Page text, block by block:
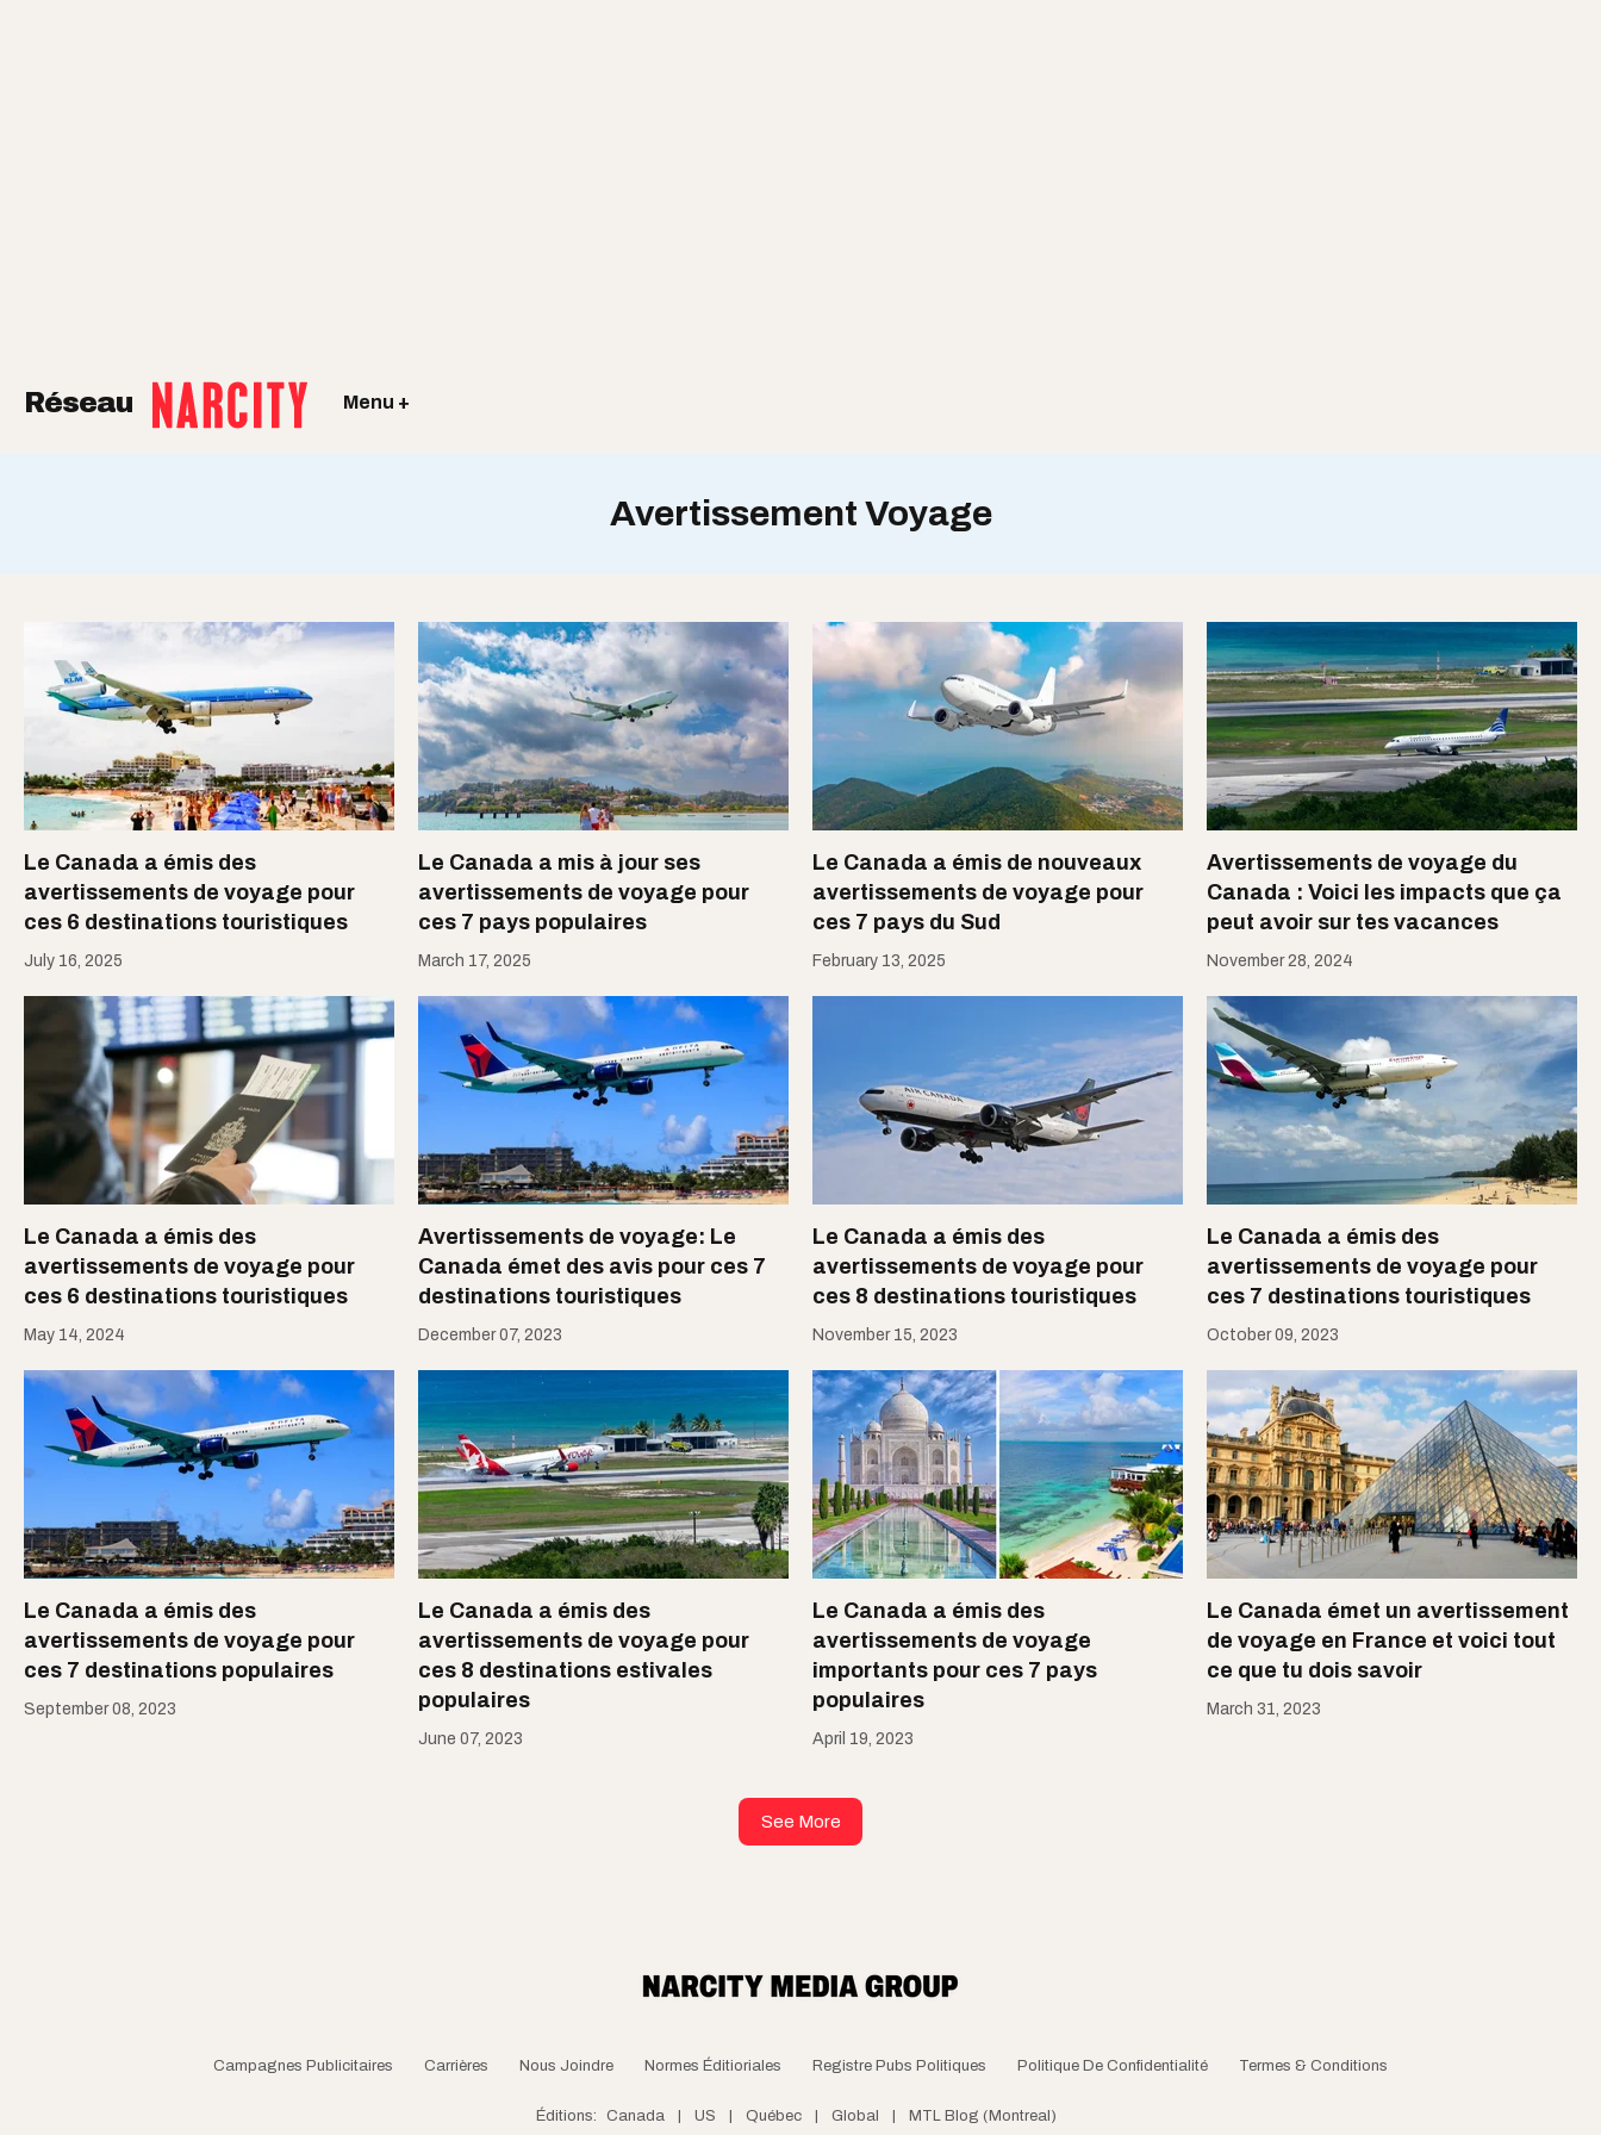
Réseau Menu +
Avertissement Voyage
Le Canada a émis des
avertissements de voyage pour
ces 6 destinations touristiques
July 16, 2025
​Le Canada a mis à jour ses
avertissements de voyage pour
ces 7 pays populaires​
March 17, 2025
Le Canada a émis de nouveaux
avertissements de voyage pour
ces 7 pays du Sud
February 13, 2025
Avertissements de voyage du
Canada : Voici les impacts que ça
peut avoir sur tes vacances
November 28, 2024
Le Canada a émis des
avertissements de voyage pour
ces 6 destinations touristiques
May 14, 2024
Avertissements de voyage: Le
Canada émet des avis pour ces 7
destinations touristiques
December 07, 2023
Le Canada a émis des
avertissements de voyage pour
ces 8 destinations touristiques
November 15, 2023
Le Canada a émis des
avertissements de voyage pour
ces 7 destinations touristiques
October 09, 2023
Le Canada a émis des
avertissements de voyage pour
ces 7 destinations populaires
September 08, 2023
Le Canada a émis des
avertissements de voyage pour
ces 8 destinations estivales
populaires
June 07, 2023
Le Canada a émis des
avertissements de voyage
importants pour ces 7 pays
populaires
April 19, 2023
Le Canada émet un avertissement
de voyage en France et voici tout
ce que tu dois savoir
March 31, 2023
See More
Campagnes Publicitaires Carrières Nous Joindre Normes Éditioriales Registre Pubs Politiques Politique De Confidentialité Termes & Conditions
Éditions: Canada | US | Québec | Global | MTL Blog (Montreal)